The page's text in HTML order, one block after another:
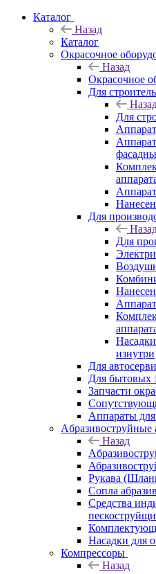
Каталог
Назад
Каталог
Окрасочное
Назад
Окрасочное
Для
Для
Для
Для
изнутри
Для
Для бытовых
Запчасти
Аппараты
Aбразивоструйные
Назад
Рукава
Сопла
Средства
Насадки для
Компрессоры
Назад